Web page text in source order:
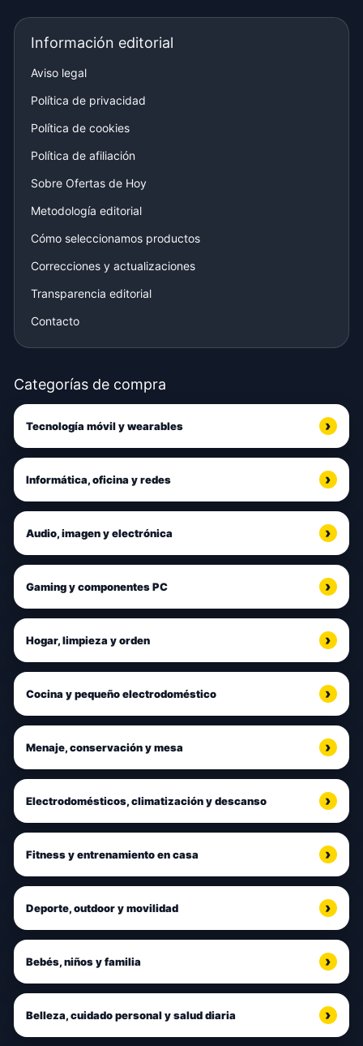
Información editorial
Aviso legal
Política de privacidad
Política de cookies
Política de afiliación
Sobre Ofertas de Hoy
Metodología editorial
Cómo seleccionamos productos
Correcciones y actualizaciones
Transparencia editorial
Contacto
Categorías de compra
Tecnología móvil y wearables
Informática, oficina y redes
Audio, imagen y electrónica
Gaming y componentes PC
Hogar, limpieza y orden
Cocina y pequeño electrodoméstico
Menaje, conservación y mesa
Electrodomésticos, climatización y descanso
Fitness y entrenamiento en casa
Deporte, outdoor y movilidad
Bebés, niños y familia
Belleza, cuidado personal y salud diaria